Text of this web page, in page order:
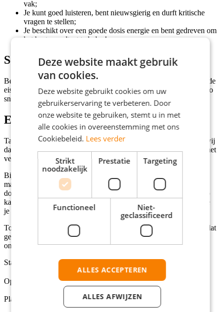
vak;
Je kunt goed luisteren, bent nieuwsgierig en durft kritische
vragen te stellen;
Je beschikt over een goede dosis energie en bent gedreven om
het beste resultaat te halen!
Solliciteren
Ben jij de perfecte kandidaat voor deze vacature en voldoe je aan de
eisen? Klik dan op de knop 'Solliciteer direct!' en dan nemen we zo
snel als mogelijk contact met je op.
Extra informatie
Talent verdient een plek waar het kan groeien. Al 25 jaar zorgen wij
dat jong talent en werkgevers elkaar vinden. We zijn specialist in het
verbinden van ambitie en werk.
Bij ons werk je samen met collega’s die energie krijgen van het
maken van die perfecte match. We houden van tempo, duidelijke
doelen en samen successen vieren. Denk aan een lekkere lunch op
kantoor, teamuitjes waar je nog lang over napraat en trainingen die
je helpen om elke dag beter te worden.
Tot slot staan wij voor een rookvrije generatie en verwachten we dat
gezondheid een gedeelde waarde is. Daarom betekent werken bij
ons, werken in een rookvrije omgeving.
Status
Opleidingsniveaus
MBO, HBO, Universiteit
Plaats
Deze website maakt gebruik
van cookies.
Deze website gebruikt cookies om uw
gebruikerservaring te verbeteren. Door
onze website te gebruiken, stemt u in met
alle cookies in overeenstemming met ons
Cookiebeleid. Lees verder
Strikt
noodzakelijk
Prestatie Targeting
Functioneel
Niet-
geclassificeerd
ALLES ACCEPTEREN
ALLES AFWIJZEN